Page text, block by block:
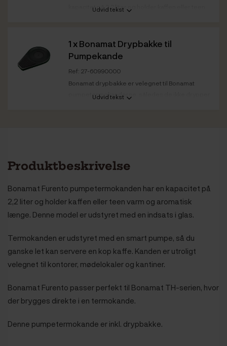
kapacitet på 2,2 liter og holder kaffen eller teen
Farve
Stål
Udvid tekst
1 xBonamat Drypbakke til
Pumpekande
Ref: 27-60990000
Bonamat drypbakke er velegnet til Bonamat
pumpetermokanderne, således de ikke drypper
Udvid tekst
Produktbeskrivelse
Bonamat Furento pumpetermokanden har en kapacitet på
2,2 liter og holder kaffen eller teen varm og aromatisk
længe. Denne model er udstyret med en indsats i glas.
Termokanden er udstyret med en smart pumpe, så du
ganske let kan servere en kop kaffe. Kanden er utroligt
velegnet til kontorer, mødelokaler og kantiner.
Bonamat Furento passer perfekt til Bonamat TH-serien, hvor
der brygges direkte i en termokande.
Denne pumpetermokande er inkl. drypbakke.